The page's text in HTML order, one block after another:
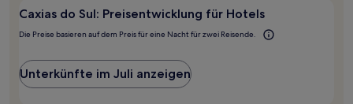
2 Erwachsenen
wurde.
und
Verfügbarkeiten
Caxias do Sul: Preisentwicklung für Hotels
Die Preise basieren auf dem Preis für eine Nacht für zwei Reisende.
Unterkünfte im Juli anzeigen